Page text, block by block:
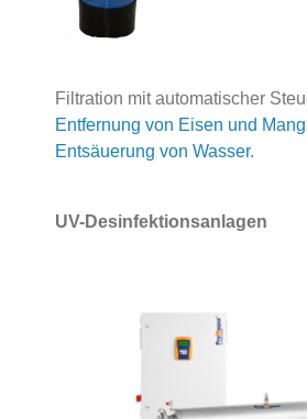
Filtration mit automatischer
Entfernung von Eisen und
Entsäuerung von Wasser.
UV-Desinfektionsanlagen